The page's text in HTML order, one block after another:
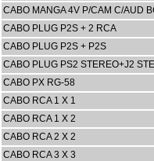
CABO MANGA 4V P/CAM C/AUD
CABO PLUG P2S + 2 RCA
CABO PLUG P2S + P2S
CABO PLUG PS2 STEREO+J2
CABO PX RG-58
CABO RCA 1 X 1
CABO RCA 1 X 2
CABO RCA 2 X 2
CABO RCA 3 X 3